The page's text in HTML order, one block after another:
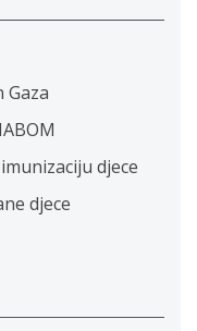
Gaza
djece
djece